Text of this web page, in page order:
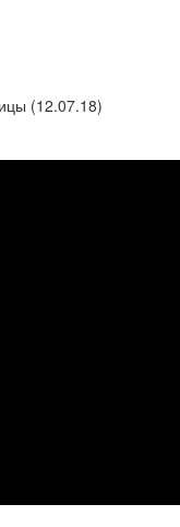
(12.07.18)